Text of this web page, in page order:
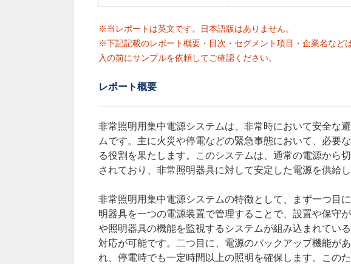
※当レポートは英文です。日本語版はありません。
※下記記載のレポート概要・目次・セグメント項目・企業名など
入の前にサンプルを依頼してご確認ください。
レポート概要
非常照明用集中電源システムは、非常時において安全な
ムです。主に火災や停電などの緊急事態において、必要
る役割を果たします。このシステムは、通常の電源から
されており、非常照明器具に対して安定した電源を供給し
非常照明用集中電源システムの特徴として、まず一つ目
明器具を一つの電源装置で管理することで、設置や保守
や照明器具の機能を監視するシステムが組み込まれてい
対応が可能です。二つ目に、電源のバックアップ機能が
れ、停電時でも一定時間以上の照明を確保します。この